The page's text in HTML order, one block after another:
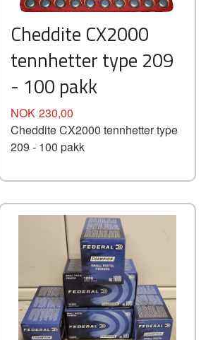
Cheddite CX2000
tennhetter type 209
- 100 pakk
Pris
NOK 230,00
Cheddite CX2000 tennhetter type
209 - 100 pakk
Kjøp